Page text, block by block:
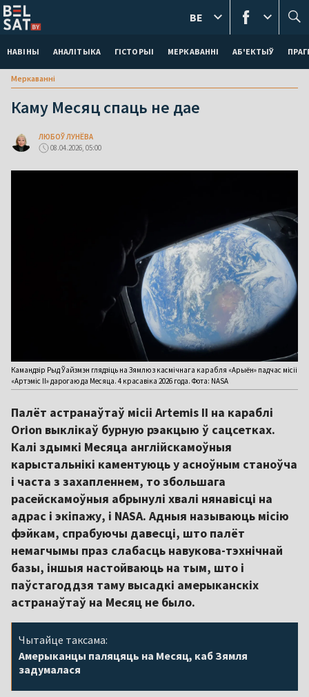
НАВІНЫ АНАЛІТЫКА ГІСТОРЫІ МЕРКАВАННI АБ'ЕКТЫЎ
BE
Меркаваннi
Каму Месяц спаць не дае
ЛЮБОЎ ЛУНЁВА
08.04.2026, 05:00
Камандзір Рыд Ўайзмэн глядзіць на Зямлю з касмічнага карабля «Арыён» падчас місіі
«Артэміс ІІ» дарогаю да Месяца. 4 красавіка 2026 года. Фота: NASA
Палёт астранаўтаў місіі Artemis ІІ на караблі
Orion выклікаў бурную рэакцыю ў сацсетках.
Калі здымкі Месяца англійскамоўныя
карыстальнікі каментуюць у асноўным станоўча
і часта з захапленнем, то збольшага
расейскамоўныя абрынулі хвалі нянавісці на
адрас і экіпажу, і NASA. Адныя называюць місію
фэйкам, спрабуючы давесці, што палёт
немагчымы праз слабасць навукова-тэхнічнай
базы, іншыя настойваюць на тым, што і
паўстагоддзя таму высадкі амерыканскіх
астранаўтаў на Месяц не было.
Чытайце таксама:
Амерыканцы паляцяць на Месяц, каб Зямля
задумалася